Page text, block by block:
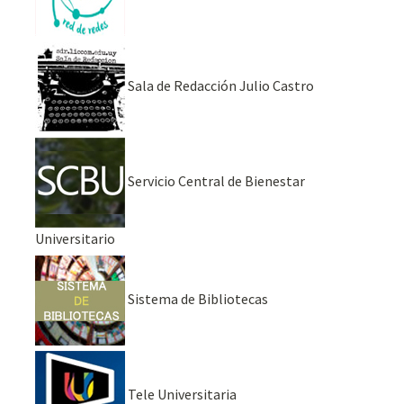
Sala de Redacción Julio Castro
Servicio Central de Bienestar
Universitario
Sistema de Bibliotecas
Tele Universitaria